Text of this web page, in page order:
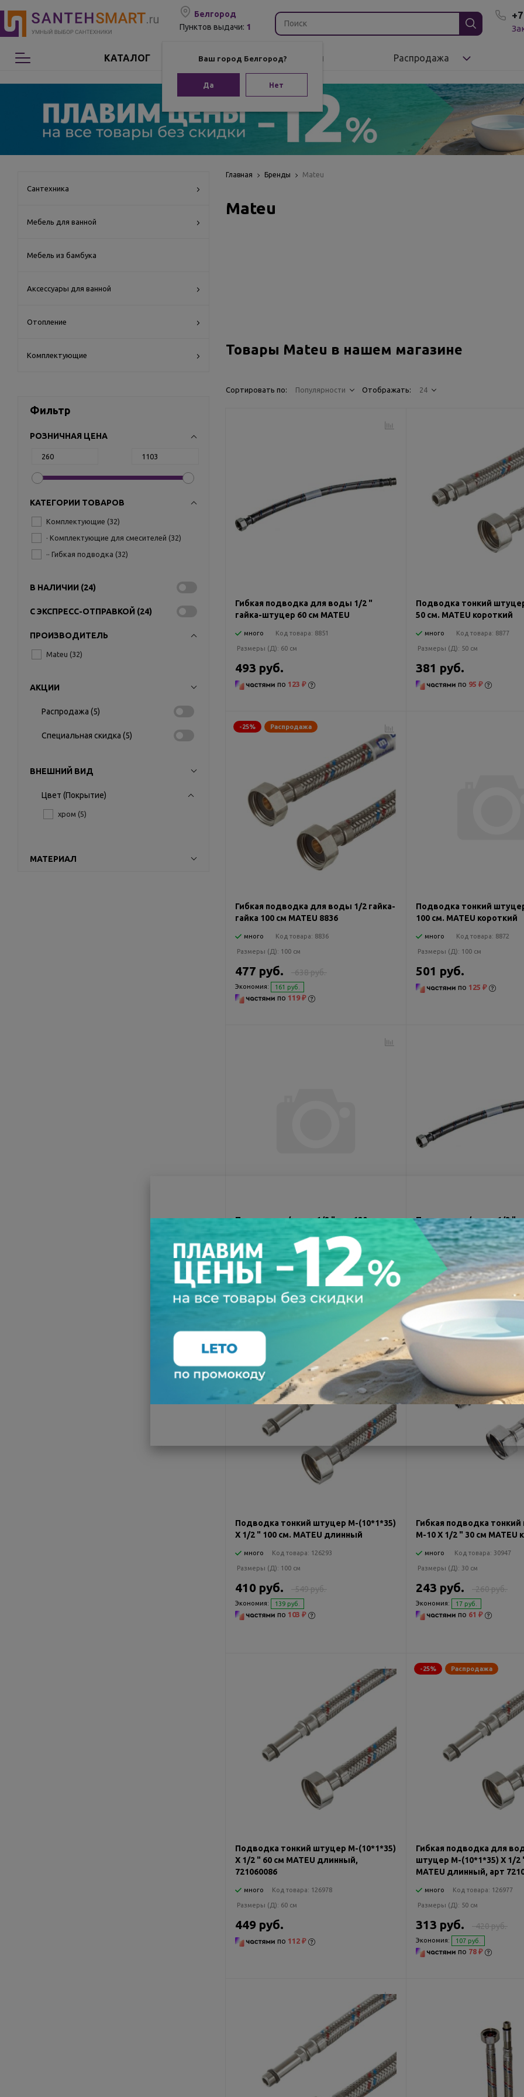
Белгород
Пунктов выдачи: 1
Ваш город Белгород?
Да Нет
КАТАЛОГ
Сантехника
Мебель для ванной
Бренды Распродажа
Сантехника
Мебель для ванной
Мебель из бамбука
Аксессуары для ванной
Отопление
Комплектующие
Фильтр
РОЗНИЧНАЯ ЦЕНА
КАТЕГОРИИ ТОВАРОВ
Комплектующие (32)
· Комплектующие для смесителей (32)
·· Гибкая подводка (32)
В НАЛИЧИИ (24)
С ЭКСПРЕСС-ОТПРАВКОЙ (24)
ПРОИЗВОДИТЕЛЬ
Mateu (32)
АКЦИИ
Распродажа (5)
Специальная скидка (5)
ВНЕШНИЙ ВИД
Цвет (Покрытие)
хром (5)
МАТЕРИАЛ
Главная Бренды Mateu
Mateu
Товары Mateu в нашем магазине
Сортировать по: Популярности Отображать: 24
Гибкая подводка для воды 1/2 "
гайка-штуцер 60 см MATEU
много Код товара: 8851
Размеры (Д): 60 см
493 руб.
по 123 ₽
Подводка тонкий
50 см. MATEU короткий
много Код товара: 8877
Размеры (Д): 50 см
381 руб.
по 95 ₽
-25% Распродажа
Гибкая подводка для воды 1/2 гайка-
гайка 100 см MATEU 8836
много Код товара: 8836
Размеры (Д): 100 см
638 руб.
477 руб.
Экономия: 161 руб.
по 119 ₽
Подводка тонкий
100 см. MATEU короткий
много Код товара: 8872
Размеры (Д): 100 см
501 руб.
по 125 ₽
Подводка д/воды 1/2 " г-ш 120 см.
MATEU
много Код товара: 8859
510 руб.
Подводка д/воды 1/2 "
MATEU
много Код товара:8857
Размеры (Д):100 см
425 руб.
по106 ₽
Подводка тонкий штуцер М-(10*1*35)
Х 1/2 " 100 см. MATEU длинный
много Код товара: 126293
Размеры (Д): 100 см
549 руб.
410 руб.
Экономия: 139 руб.
по 103 ₽
Гибкая подводка
М-10 Х 1/2 " 30 см MATEU
много Код товара: 30947
Размеры (Д): 30 см
260 руб.
243 руб.
Экономия: 17 руб.
по 61 ₽
Подводка тонкий штуцер М-(10*1*35)
Х 1/2 " 60 см MATEU длинный,
721060086
много Код товара: 126978
Размеры (Д): 60 см
449 руб.
по 112 ₽
-25% Распродажа
Гибкая подводка для
штуцер М-(10*1*35) Х 1/2
MATEU длинный, арт
много Код товара: 126977
Размеры (Д): 50 см
420 руб.
313 руб.
Экономия: 107 руб.
по 78 ₽